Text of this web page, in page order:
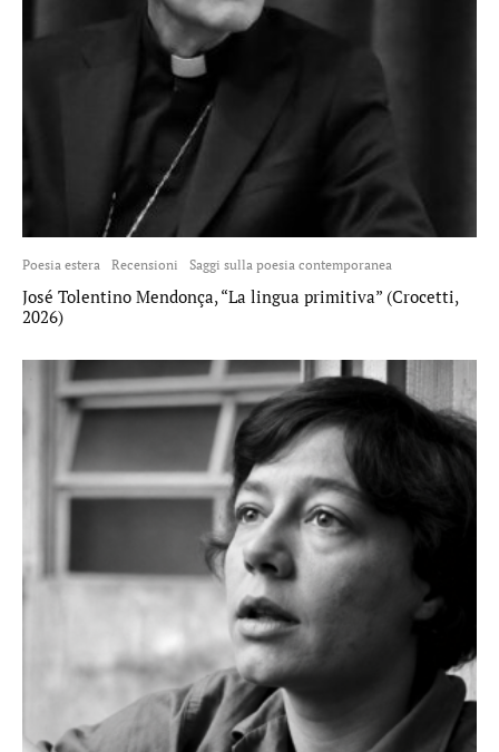
Poesia estera Recensioni Saggi sulla poesia contemporanea
José Tolentino Mendonça, “La lingua primitiva” (Crocetti,
2026)